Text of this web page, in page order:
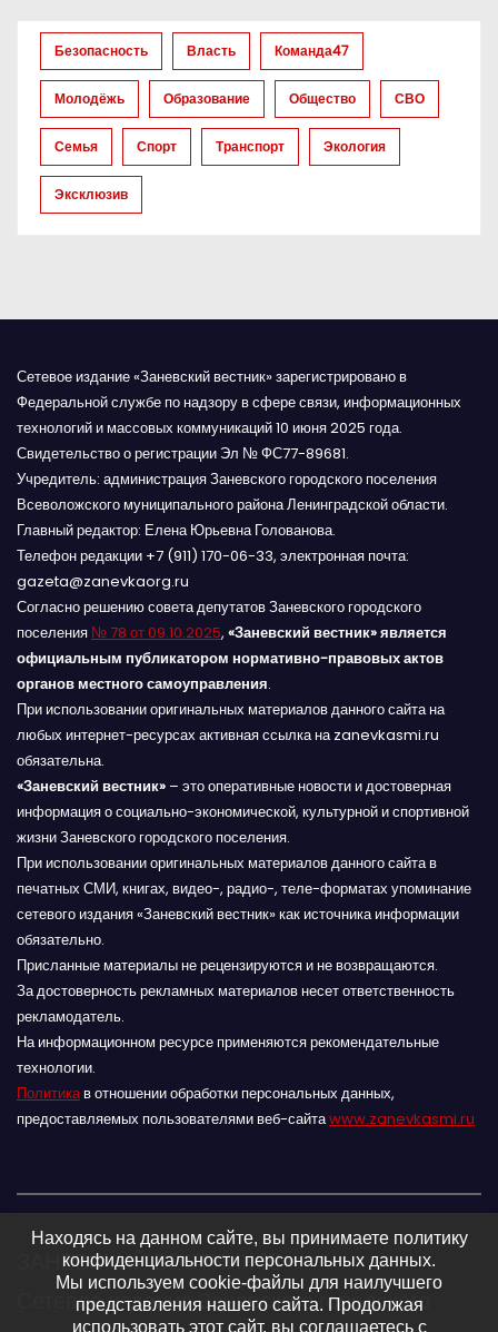
п
и
с
я
Безопасность Власть Команда47
Молодёжь Образование Общество СВО
Семья Спорт Транспорт Экология
Эксклюзив
Сетевое издание «Заневский вестник» зарегистрировано в
Федеральной службе по надзору в сфере связи, информационных
технологий и массовых коммуникаций 10 июня 2025 года.
Свидетельство о регистрации Эл № ФС77-89681.
Учредитель: администрация Заневского городского поселения
Всеволожского муниципального района Ленинградской области.
Главный редактор: Елена Юрьевна Голованова.
Телефон редакции +7 (911) 170-06-33, электронная почта:
gazeta@zanevkaorg.ru
Согласно решению совета депутатов Заневского городского
поселения № 78 от 09.10.2025, «Заневский вестник» является
официальным публикатором нормативно-правовых актов
органов местного самоуправления.
При использовании оригинальных материалов данного сайта на
любых интернет-ресурсах активная ссылка на zanevkasmi.ru
обязательна.
«Заневский вестник» – это оперативные новости и достоверная
информация о социально-экономической, культурной и спортивной
жизни Заневского городского поселения.
При использовании оригинальных материалов данного сайта в
печатных СМИ, книгах, видео-, радио-, теле-форматах упоминание
сетевого издания «Заневский вестник» как источника информации
обязательно.
Присланные материалы не рецензируются и не возвращаются.
За достоверность рекламных материалов несет ответственность
рекламодатель.
На информационном ресурсе применяются рекомендательные
технологии.
Политикав отношении обработки персональных данных,
предоставляемых пользователями веб-сайтаwww.zanevkasmi.ru
ЗАНЕВСКИЙ ВЕСТНИК 16+
Сетевое издание Заневского городского
Находясь на данном сайте, вы принимаете политику
конфиденциальности персональных данных.
Мы используем cookie-файлы для наилучшего
представления нашего сайта. Продолжая
использовать этот сайт, вы соглашаетесь с